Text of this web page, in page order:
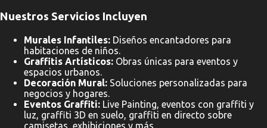
Nuestros Servicios Incluyen
Murales Infantiles: Diseños encantadores para
habitaciones de niños.
Graffitis Artísticos: Obras únicas para eventos y
espacios urbanos.
Decoración Mural: Soluciones personalizadas para
negocios y hogares.
Eventos Graffiti: Live Painting, eventos con graffiti y
luz, graffiti 3D en suelo, graffiti en directo sobre
camisetas, exhibiciones y más.